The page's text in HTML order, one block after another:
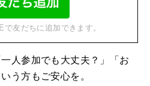
友だちに追加できます。
人参加でも大丈夫？」「お
う方もご安心を。